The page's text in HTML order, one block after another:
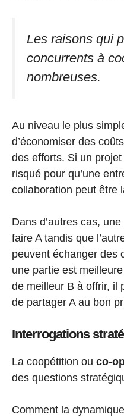
Les raisons qui
concurrents à
nombreuses.
Au niveau le plus
d’économiser des
des efforts. Si un
risqué pour qu’une
collaboration peut être
Dans d’autres cas,
faire A tandis que
peuvent échanger des
une partie est meilleure
de meilleur B à offrir, il
de partager A au bon
Interrogations
La coopétition ou co-
des questions
Comment la